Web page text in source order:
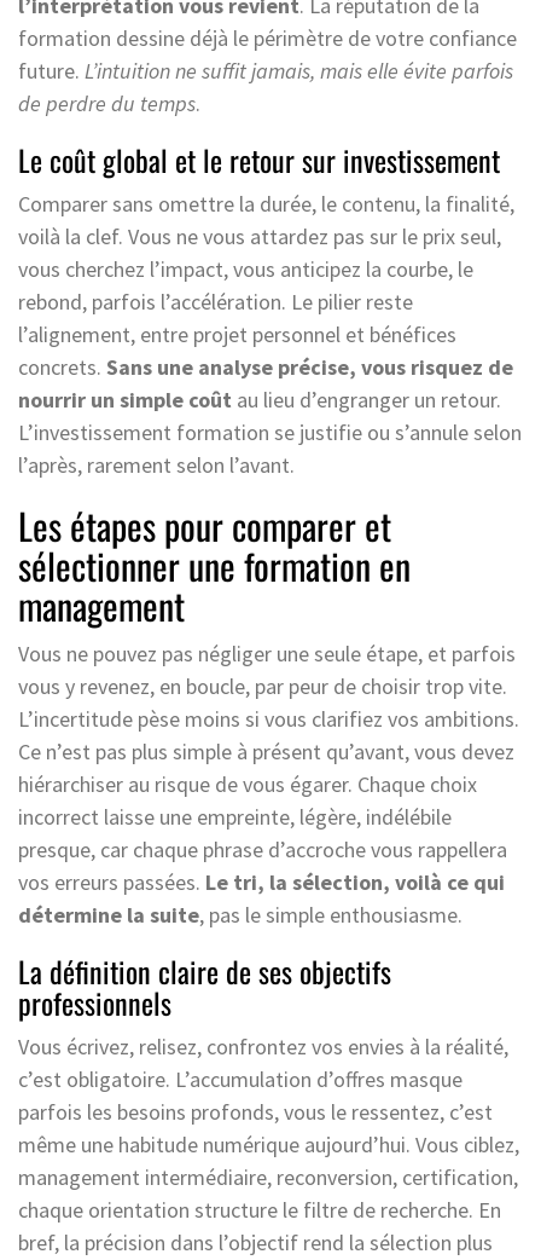
l’interprétation vous revient. La réputation de la
formation dessine déjà le périmètre de votre confiance
future. L’intuition ne suffit jamais, mais elle évite parfois
de perdre du temps.
Le coût global et le retour sur investissement
Comparer sans omettre la durée, le contenu, la finalité,
voilà la clef. Vous ne vous attardez pas sur le prix seul,
vous cherchez l’impact, vous anticipez la courbe, le
rebond, parfois l’accélération. Le pilier reste
l’alignement, entre projet personnel et bénéfices
concrets. Sans une analyse précise, vous risquez de
nourrir un simple coût au lieu d’engranger un retour.
L’investissement formation se justifie ou s’annule selon
l’après, rarement selon l’avant.
Les étapes pour comparer et
sélectionner une formation en
management
Vous ne pouvez pas négliger une seule étape, et parfois
vous y revenez, en boucle, par peur de choisir trop vite.
L’incertitude pèse moins si vous clarifiez vos ambitions.
Ce n’est pas plus simple à présent qu’avant, vous devez
hiérarchiser au risque de vous égarer. Chaque choix
incorrect laisse une empreinte, légère, indélébile
presque, car chaque phrase d’accroche vous rappellera
vos erreurs passées. Le tri, la sélection, voilà ce qui
détermine la suite, pas le simple enthousiasme.
La définition claire de ses objectifs
professionnels
Vous écrivez, relisez, confrontez vos envies à la réalité,
c’est obligatoire. L’accumulation d’offres masque
parfois les besoins profonds, vous le ressentez, c’est
même une habitude numérique aujourd’hui. Vous ciblez,
management intermédiaire, reconversion, certification,
chaque orientation structure le filtre de recherche. En
bref, la précision dans l’objectif rend la sélection plus